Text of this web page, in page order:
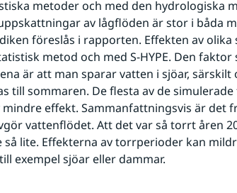
metoder och med den hydrologiska
av lågflöden är stor i båda
föreslås i rapporten. Effekten av olika
metod och med S-HYPE. Den
är att man sparar vatten i sjöar, särskilt
till sommaren. De flesta av de
mindre effekt. Sammanfattningsvis är det
vattenflödet. Att det var så torrt åren
så lite. Effekterna av torrperioder kan
exempel sjöar eller dammar.